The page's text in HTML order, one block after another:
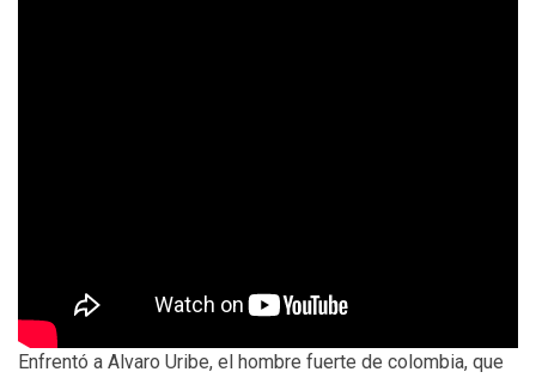
Enfrentó a Alvaro Uribe, el hombre fuerte de colombia, que